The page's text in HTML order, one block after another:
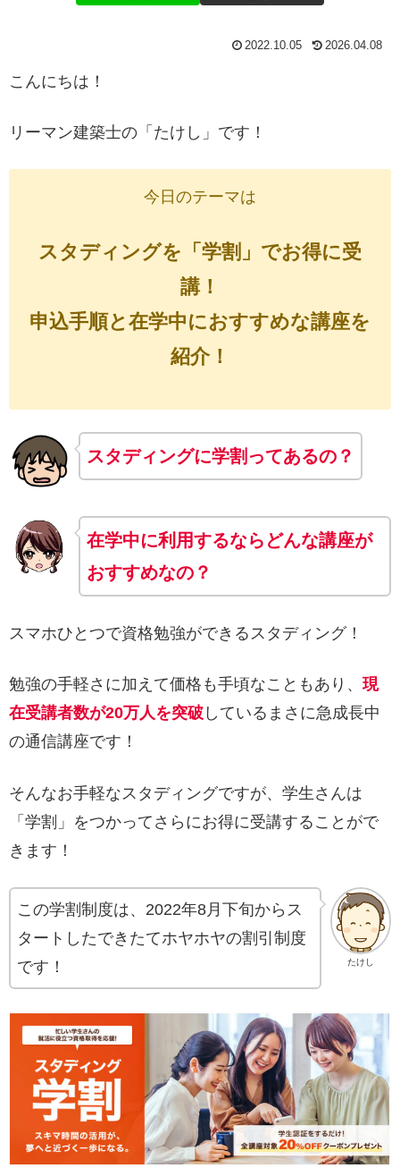
2022.10.05 2026.04.08
こんにちは！
リーマン建築士の「たけし」です！
今日のテーマは
スタディングを「学割」でお得に受
講！
申込手順と在学中におすすめな講座を
紹介！
スタディングに学割ってあるの？
在学中に利用するならどんな講座が
おすすめなの？
スマホひとつで資格勉強ができるスタディング！
勉強の手軽さに加えて価格も手頃なこともあり、 現
在受講者数が20万人を突破 しているまさに急成長中
の通信講座です！
そんなお手軽なスタディングですが、学生さんは
「学割」をつかってさらにお得に受講することがで
きます！
たけし
この学割制度は、2022年8月下旬からス
タートしたできたてホヤホヤの割引制度
です！